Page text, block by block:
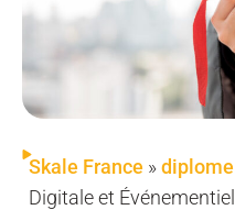
Skale France »diplome
Digitale et Événementiel